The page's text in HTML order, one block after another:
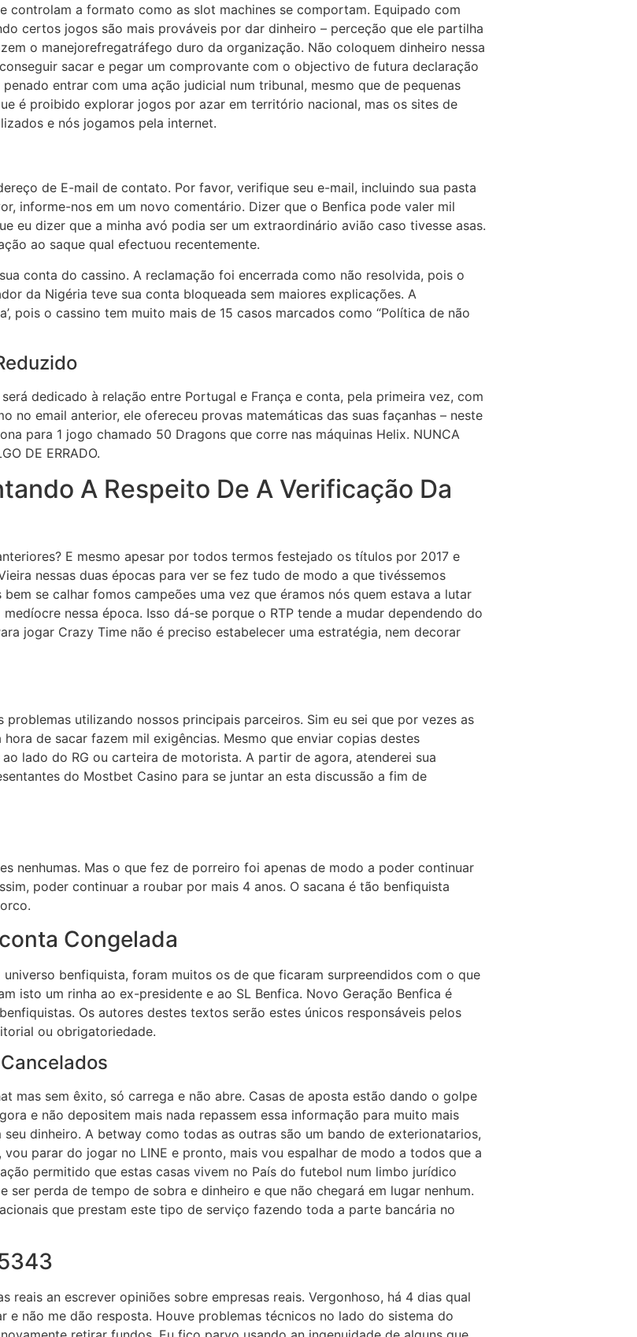
controlam a formato como as slot machines se comportam. Equipado com
certos jogos são mais prováveis por dar dinheiro – perceção que ele partilha
o manejorefregatráfego duro da organização. Não coloquem dinheiro nessa
sacar e pegar um comprovante com o objectivo de futura declaração
entrar com uma ação judicial num tribunal, mesmo que de pequenas
é proibido explorar jogos por azar em território nacional, mas os sites de
e nós jogamos pela internet.
de E-mail de contato. Por favor, verifique seu e-mail, incluindo sua pasta
informe-nos em um novo comentário. Dizer que o Benfica pode valer mil
eu dizer que a minha avó podia ser um extraordinário avião caso tivesse asas.
ao saque qual efectuou recentemente.
conta do cassino. A reclamação foi encerrada como não resolvida, pois o
da Nigéria teve sua conta bloqueada sem maiores explicações. A
pois o cassino tem muito mais de 15 casos marcados como “Política de não
dedicado à relação entre Portugal e França e conta, pela primeira vez, com
no email anterior, ele ofereceu provas matemáticas das suas façanhas – neste
para 1 jogo chamado 50 Dragons que corre nas máquinas Helix. NUNCA
DE ERRADO.
A Respeito De A Verificação Da
E mesmo apesar por todos termos festejado os títulos por 2017 e
nessas duas épocas para ver se fez tudo de modo a que tivéssemos
se calhar fomos campeões uma vez que éramos nós quem estava a lutar
nessa época. Isso dá-se porque o RTP tende a mudar dependendo do
jogar Crazy Time não é preciso estabelecer uma estratégia, nem decorar
utilizando nossos principais parceiros. Sim eu sei que por vezes as
de sacar fazem mil exigências. Mesmo que enviar copias destes
lado do RG ou carteira de motorista. A partir de agora, atenderei sua
do Mostbet Casino para se juntar an esta discussão a fim de
nenhumas. Mas o que fez de porreiro foi apenas de modo a poder continuar
poder continuar a roubar por mais 4 anos. O sacana é tão benfiquista
Congelada
benfiquista, foram muitos os de que ficaram surpreendidos com o que
isto um rinha ao ex-presidente e ao SL Benfica. Novo Geração Benfica é
Os autores destes textos serão estes únicos responsáveis pelos
ou obrigatoriedade.
mas sem êxito, só carrega e não abre. Casas de aposta estão dando o golpe
e não depositem mais nada repassem essa informação para muito mais
dinheiro. A betway como todas as outras são um bando de exterionatarios,
parar do jogar no LINE e pronto, mais vou espalhar de modo a todos que a
permitido que estas casas vivem no País do futebol num limbo jurídico
ser perda de tempo de sobra e dinheiro e que não chegará em lugar nenhum.
que prestam este tipo de serviço fazendo toda a parte bancária no
reais an escrever opiniões sobre empresas reais. Vergonhoso, há 4 dias qual
e não me dão resposta. Houve problemas técnicos no lado do sistema do